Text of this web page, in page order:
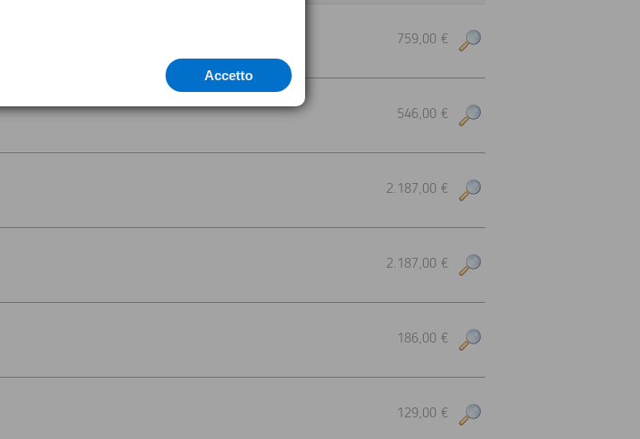
759,00 €
546,00 €
2.187,00 €
2.187,00 €
186,00 €
129,00 €
Accetto